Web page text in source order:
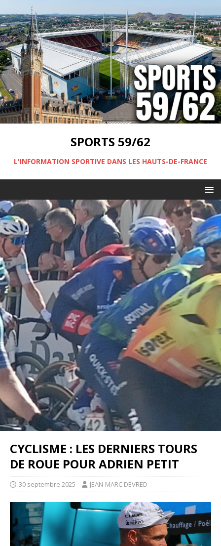
SPORTS 59/62
L'INFORMATION SPORTIVE DANS LES HAUTS-DE-FRANCE
CYCLISME : LES DERNIERS TOURS
DE ROUE POUR ADRIEN PETIT
30 septembre 2025 JEAN-MARC DEVRED